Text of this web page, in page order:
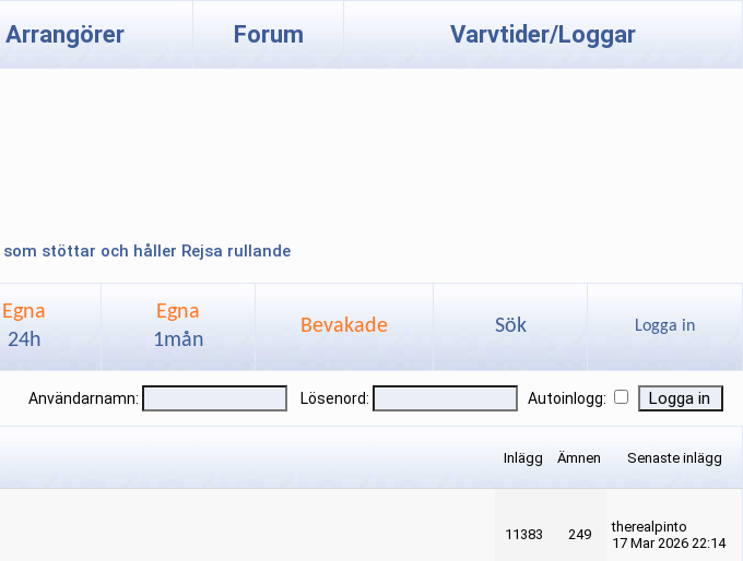
Arrangörer Forum Varvtider/Loggar
stöttar och håller Rejsa rullande
Egna
24h
Egna
1mån
Bevakade Sök Logga in
Användarnamn: Lösenord: Autoinlogg:
Inlägg Ämnen Senaste inlägg
11383 249
therealpinto
17 Mar 2026 22:14